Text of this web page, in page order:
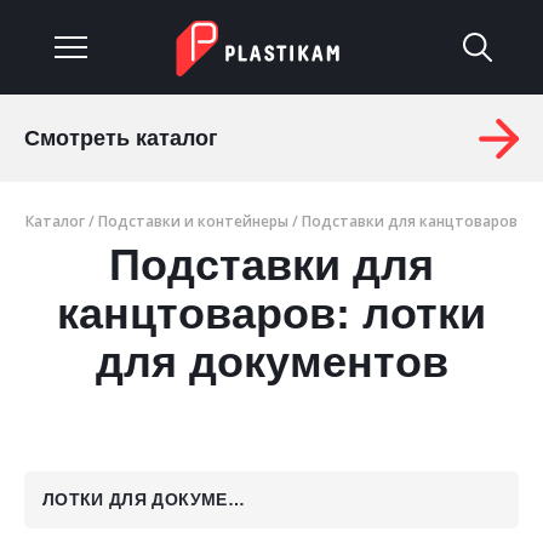
Каталог
Услуги
Изделия на заказ
Гарантия
Смотреть каталог
Каталог/Подставки и контейнеры /Подставки для канцтоваров
Подставки для
канцтоваров: лотки
для документов
ЛОТКИ ДЛЯ ДОКУМЕНТОВ